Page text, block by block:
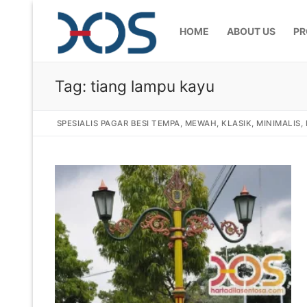
HOME ABOUT US
Home
About Us
Products
Pagar Besi
Railing
Gallery
Gallery
Articles
Tag: tiang lampu kayu
SPESIALIS PAGAR BESI TEMPA, MEWAH, KLASIK, MINIMALIS,